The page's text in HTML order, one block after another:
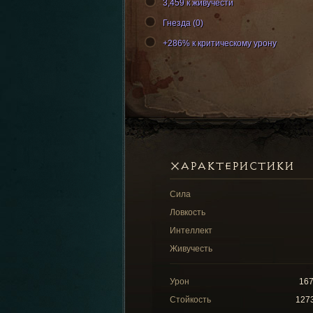
3,459 к живучести
Гнезда (0)
+286% к критическому урону
ХАРАКТЕРИСТИКИ
Сила
Ловкость
Интеллект
Живучесть
Урон
Стойкость